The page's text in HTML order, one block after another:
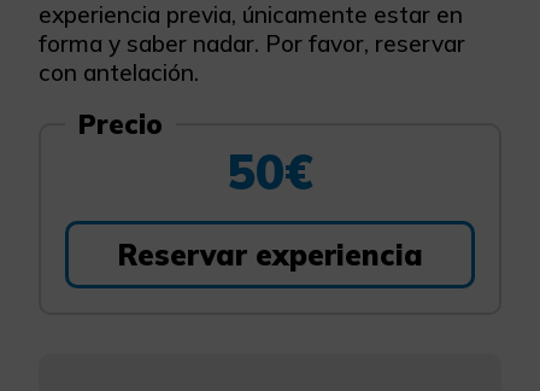
experiencia previa, únicamente estar en
forma y saber nadar. Por favor, reservar
con antelación.
Precio
50€
Reservar experiencia